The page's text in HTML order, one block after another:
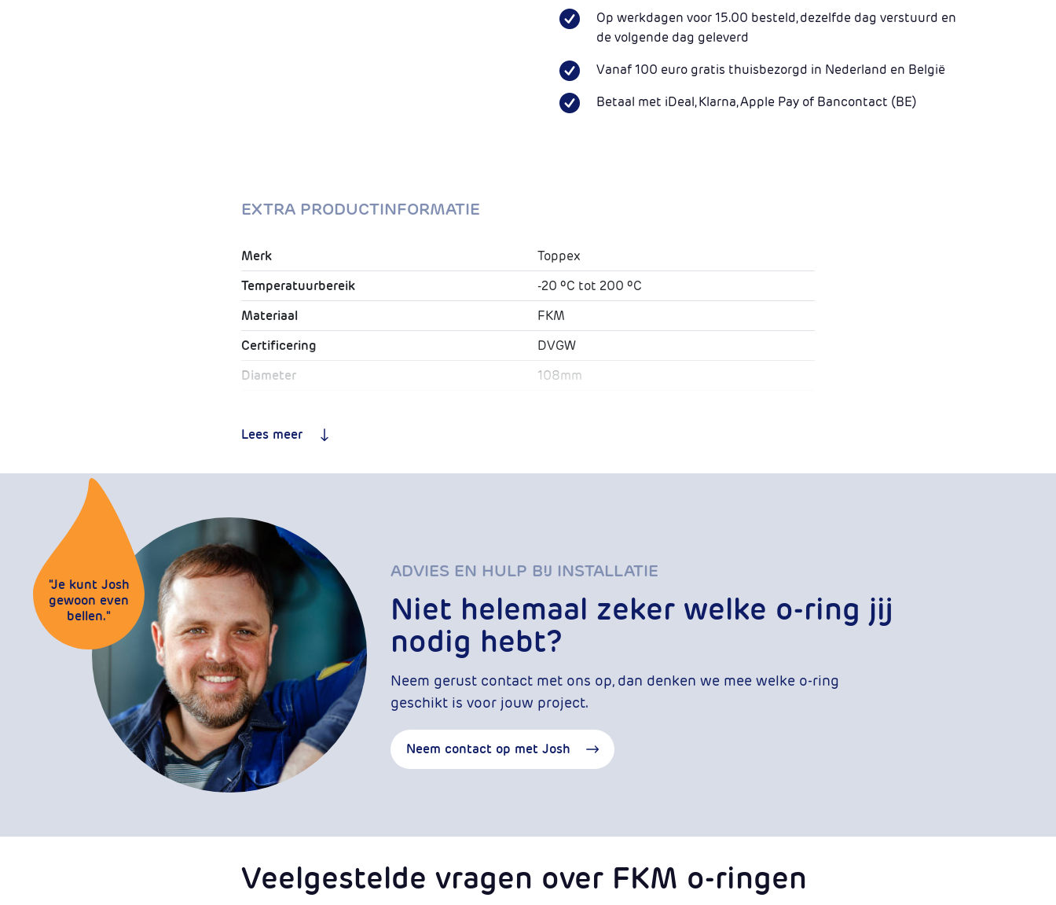
Op werkdagen voor 15.00 besteld, dezelfde dag verstuurd en
de volgende dag geleverd
Vanaf 100 euro gratis thuisbezorgd in Nederland en België
Betaal met iDeal, Klarna, Apple Pay of Bancontact (BE)
EXTRA PRODUCTINFORMATIE
Merk
Toppex
Temperatuurbereik
-20 ºC tot 200 ºC
Materiaal
FKM
Certificering
DVGW
Diameter
108mm
Lees meer
"Je kunt Josh
gewoon even
bellen."
ADVIES EN HULP BIJ INSTALLATIE
Niet helemaal zeker welke o-ring jij
nodig hebt?
Neem gerust contact met ons op, dan denken we mee welke o-ring
geschikt is voor jouw project.
Neem contact op met Josh
Veelgestelde vragen over FKM o-ringen